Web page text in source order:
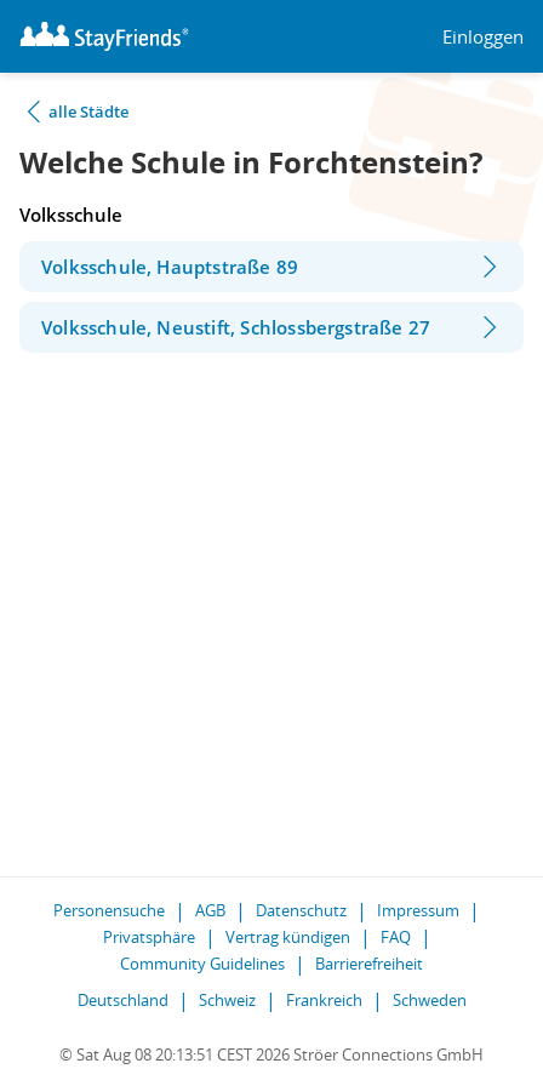
Einloggen
alle Städte
Welche Schule in Forchtenstein?
Volksschule
Volksschule, Hauptstraße 89
Volksschule, Neustift, Schlossbergstraße 27
Personensuche AGB Datenschutz
Impressum
Privatsphäre
Vertrag kündigen
FAQ
Community Guidelines
Barrierefreiheit
Deutschland
Schweiz Frankreich Schweden
© Sat Aug 08 20:13:51 CEST 2026 Ströer Connections GmbH